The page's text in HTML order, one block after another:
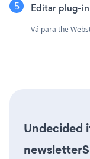
Editar plug-in
Vá para the
Undecided